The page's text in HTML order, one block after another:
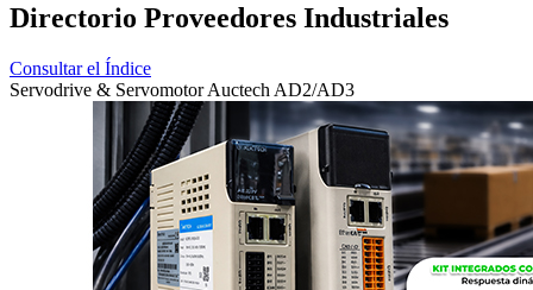
Directorio Proveedores Industriales
Consultar el Índice
Servodrive & Servomotor Auctech AD2/AD3